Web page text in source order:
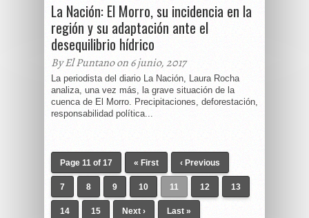
La Nación: El Morro, su incidencia en la
región y su adaptación ante el
desequilibrio hídrico
By El Puntano on 6 junio, 2017
La periodista del diario La Nación, Laura Rocha
analiza, una vez más, la grave situación de la
cuenca de El Morro. Precipitaciones, deforestación,
responsabilidad política...
Page 11 of 17 « First ‹ Previous
7 8 9 10 11 12 13
14 15 Next › Last »